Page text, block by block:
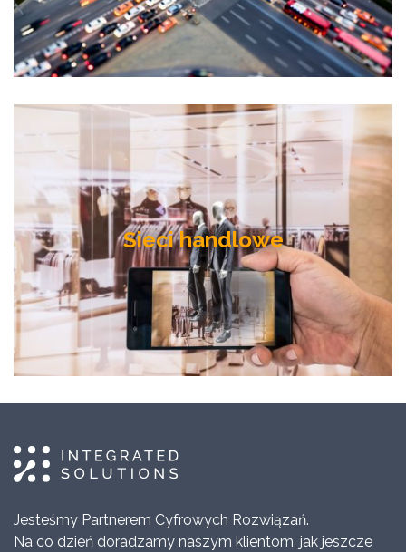
Sieci handlowe
Jesteśmy Partnerem Cyfrowych Rozwiązań.
Na co dzień doradzamy naszym klientom, jak jeszcze